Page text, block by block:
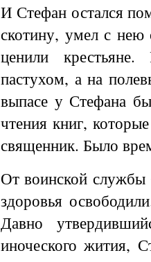
И Стефан остался
скотину, умел с нею
ценили
пастухом, а на
выпасе у Стефана
чтения книг,
священник. Было
От воинской
здоровья
Давно
иноческого жития,